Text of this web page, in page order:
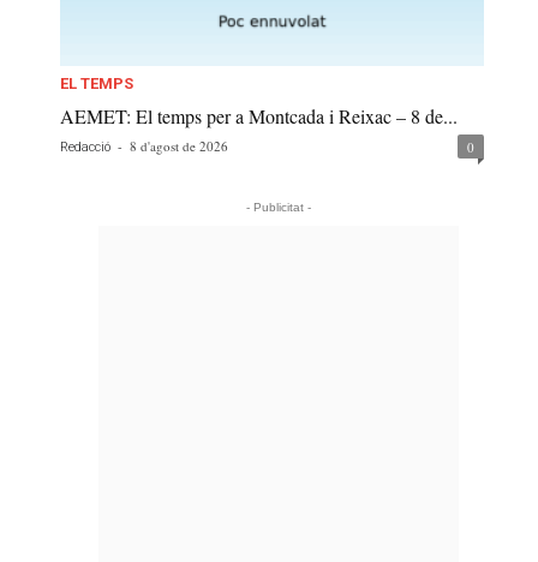
EL TEMPS
AEMET: El temps per a Montcada i Reixac – 8 de...
Redacció - 8 d'agost de 2026 0
- Publicitat -